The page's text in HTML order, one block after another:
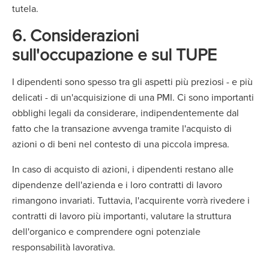
tutela.
6. Considerazioni
sull'occupazione e sul TUPE
I dipendenti sono spesso tra gli aspetti più preziosi - e più
delicati - di un'acquisizione di una PMI. Ci sono importanti
obblighi legali da considerare, indipendentemente dal
fatto che la transazione avvenga tramite l'acquisto di
azioni o di beni nel contesto di una piccola impresa.
In caso di acquisto di azioni, i dipendenti restano alle
dipendenze dell'azienda e i loro contratti di lavoro
rimangono invariati. Tuttavia, l'acquirente vorrà rivedere i
contratti di lavoro più importanti, valutare la struttura
dell'organico e comprendere ogni potenziale
responsabilità lavorativa.